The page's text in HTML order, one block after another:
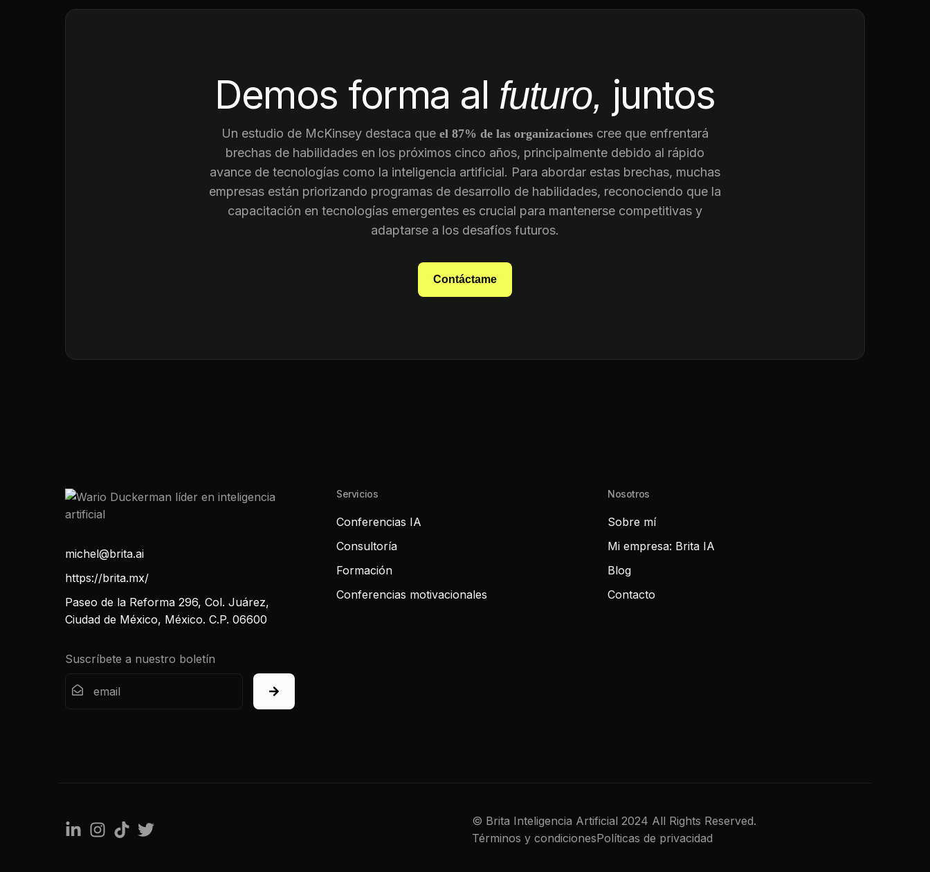
Demos forma al futuro, juntos
Un estudio de McKinsey destaca que el 87% de las organizaciones cree que enfrentará
brechas de habilidades en los próximos cinco años, principalmente debido al rápido
avance de tecnologías como la inteligencia artificial. Para abordar estas brechas, muchas
empresas están priorizando programas de desarrollo de habilidades, reconociendo que la
capacitación en tecnologías emergentes es crucial para mantenerse competitivas y
adaptarse a los desafíos futuros.
Contáctame
michel@brita.ai
https://brita.mx/
Paseo de la Reforma 296, Col. Juárez,
Ciudad de México, México. C.P. 06600
Suscríbete a nuestro boletín
Servicios
Conferencias IA
Consultoría
Formación
Conferencias motivacionales
Nosotros
Sobre mí
Mi empresa: Brita IA
Blog
Contacto
© Brita Inteligencia Artificial 2024 All Rights Reserved.
Términos y condicionesPolíticas de privacidad